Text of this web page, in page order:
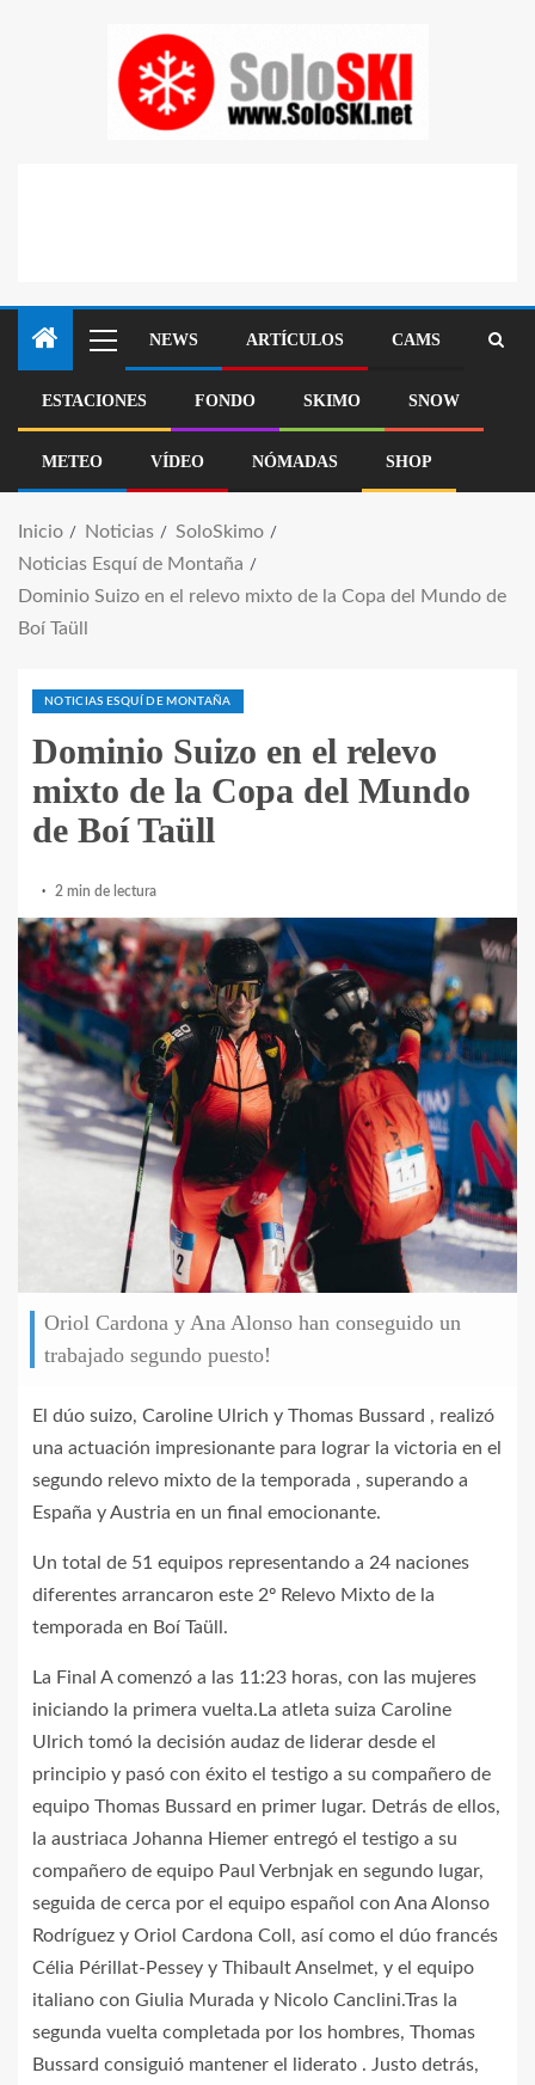
NEWS ARTÍCULOS CAMS
ESTACIONES FONDO SKIMO SNOW
METEO VÍDEO NÓMADAS SHOP
Inicio Noticias
SoloSkimo
Noticias Esquí de Montaña
Dominio Suizo en el relevo mixto de la Copa del Mundo de
Boí Taüll
NOTICIAS ESQUÍ DE MONTAÑA
Dominio Suizo en el relevo
mixto de la Copa del Mundo
de Boí Taüll
2 min de lectura
Oriol Cardona y Ana Alonso han conseguido un
trabajado segundo puesto!
El dúo suizo, Caroline Ulrich y Thomas Bussard , realizó
una actuación impresionante para lograr la victoria en el
segundo relevo mixto de la temporada , superando a
España y Austria en un final emocionante.
Un total de 51 equipos representando a 24 naciones
diferentes arrancaron este 2º Relevo Mixto de la
temporada en Boí Taüll.
La Final A comenzó a las 11:23 horas, con las mujeres
iniciando la primera vuelta.La atleta suiza Caroline
Ulrich tomó la decisión audaz de liderar desde el
principio y pasó con éxito el testigo a su compañero de
equipo Thomas Bussard en primer lugar. Detrás de ellos,
la austriaca Johanna Hiemer entregó el testigo a su
compañero de equipo Paul Verbnjak en segundo lugar,
seguida de cerca por el equipo español con Ana Alonso
Rodríguez y Oriol Cardona Coll, así como el dúo francés
Célia Périllat-Pessey y Thibault Anselmet, y el equipo
italiano con Giulia Murada y Nicolo Canclini.Tras la
segunda vuelta completada por los hombres, Thomas
Bussard consiguió mantener el liderato . Justo detrás,